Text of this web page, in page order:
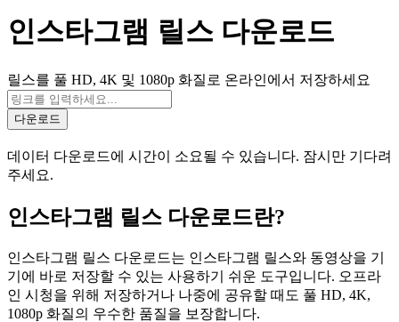
인스타그램 릴스 다운로드
릴스를 풀 HD, 4K 및 1080p 화질로 온라인에서 저장하세요
다운로드
데이터 다운로드에 시간이 소요될 수 있습니다. 잠시만 기다려
주세요.
인스타그램 릴스 다운로드란?
인스타그램 릴스 다운로드는 인스타그램 릴스와 동영상을 기
기에 바로 저장할 수 있는 사용하기 쉬운 도구입니다. 오프라
인 시청을 위해 저장하거나 나중에 공유할 때도 풀 HD, 4K,
1080p 화질의 우수한 품질을 보장합니다.